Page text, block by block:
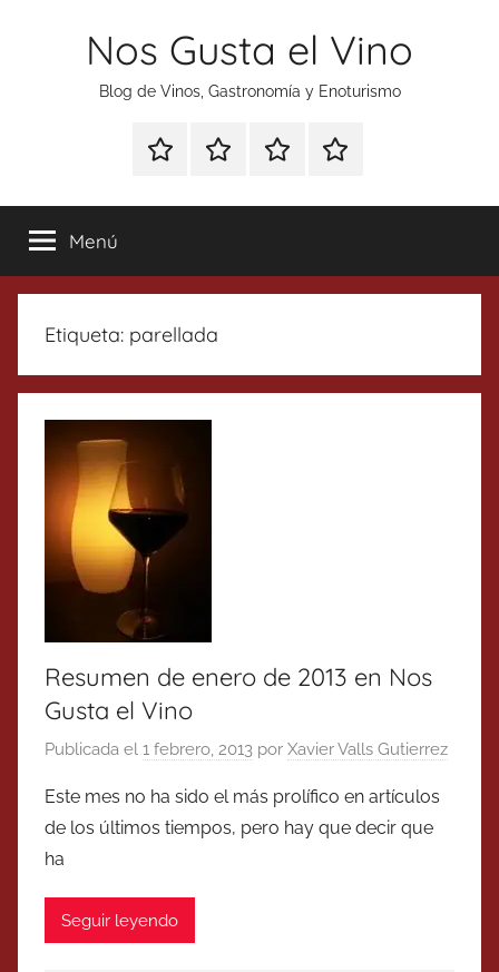
Nos Gusta el Vino
Blog de Vinos, Gastronomía y Enoturismo
Especial
Tonics
Enoturismo
Gastronomía
RankingContacto
Menú
Etiqueta: parellada
Resumen de enero de 2013 en Nos
Gusta el Vino
Publicada el 1 febrero, 2013 por Xavier Valls Gutierrez
Este mes no ha sido el más prolífico en artículos
de los últimos tiempos, pero hay que decir que
ha
Seguir leyendo